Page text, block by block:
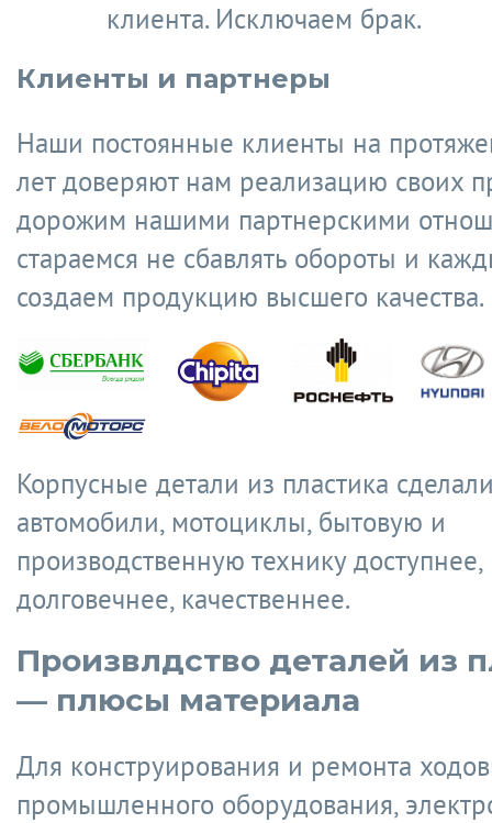
клиента. Исключаем брак.
Клиенты и партнеры
Наши постоянные клиенты на
лет доверяют нам реализацию своих
дорожим нашими партнерскими
стараемся не сбавлять обороты и
создаем продукцию высшего качества.
Корпусные детали из пластика
автомобили, мотоциклы, бытовую и
производственную технику доступнее,
долговечнее, качественнее.
Произвлдство деталей из
— плюсы материала
Для конструирования и ремонта
промышленного оборудования,